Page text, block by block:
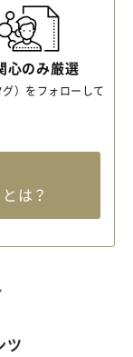
心のみ厳選
グ）をフォローして
は？
ツ